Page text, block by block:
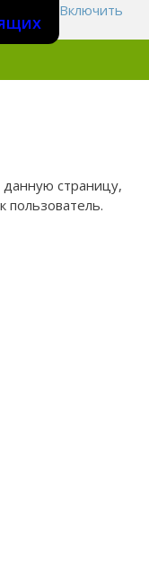
Включить
страницу,
пользователь.